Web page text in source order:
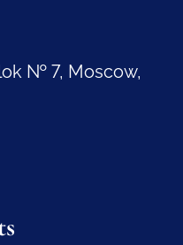
№ 7, Moscow,